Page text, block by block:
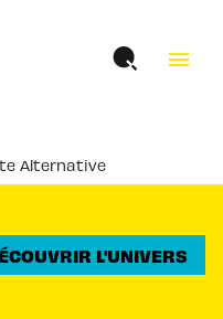
menu
Alternative
L'UNIVERS